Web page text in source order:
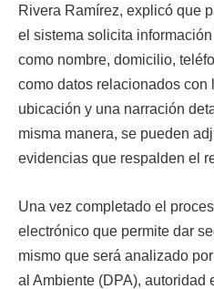
Rivera Ramírez, explicó que
el sistema solicita
como nombre, domicilio,
como datos relacionados con
ubicación y una narración
misma manera, se pueden
evidencias que respalden el
Una vez completado el
electrónico que permite dar
mismo que será analizado
al Ambiente (DPA), autoridad